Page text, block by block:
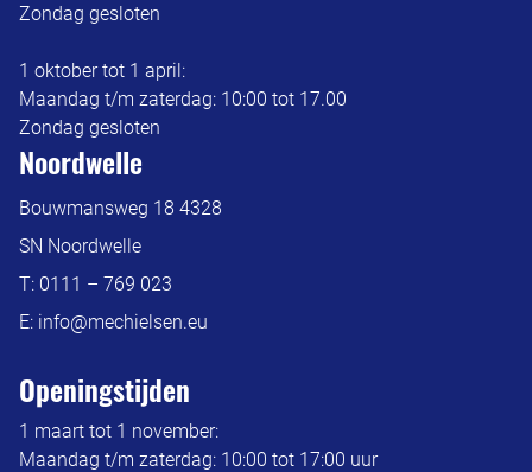
Zondag gesloten
1 oktober tot 1 april:
Maandag t/m zaterdag: 10:00 tot 17.00
Zondag gesloten
Noordwelle
Bouwmansweg 18 4328
SN Noordwelle
T: 0111 – 769 023
E: info@mechielsen.eu
Openingstijden
1 maart tot 1 november:
Maandag t/m zaterdag: 10:00 tot 17:00 uur